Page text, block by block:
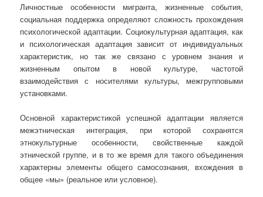
Личностные особенности мигранта, жизненные события,
социальная поддержка определяют сложность прохождения
психологической адаптации. Социокультурная адаптация, как
и психологическая адаптация зависит от индивидуальных
характеристик, но так же связано с уровнем знания и
жизненным опытом в новой культуре, частотой
взаимодействия с носителями культуры, межгрупповыми
установками.
Основной характеристикой успешной адаптации является
межэтническая интеграция, при которой сохранятся
этнокультурные особенности, свойственные каждой
этнической группе, и в то же время для такого объединения
характерны элементы общего самосознания, вхождения в
общее «мы» (реальное или условное).